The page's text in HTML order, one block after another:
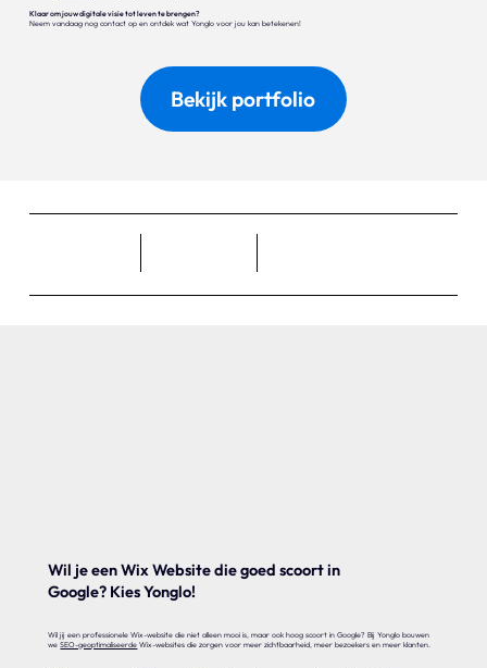
Klaar om jouw digitale visie tot leven te brengen?
Neem vandaag nog contact op en ontdek wat Yonglo voor jou kan betekenen!
Bekijk portfolio
Wil je een Wix Website die goed scoort in
Google? Kies Yonglo!
Wil jij een professionele Wix-website die niet alleen mooi is, maar ook hoog scoort in Google? Bij Yonglo bouwen
weSEO-geoptimaliseerde Wix-websites die zorgen voor meer zichtbaarheid, meer bezoekers en meer klanten.